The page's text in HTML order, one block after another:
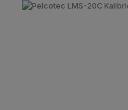
Bildergalerie überspringen